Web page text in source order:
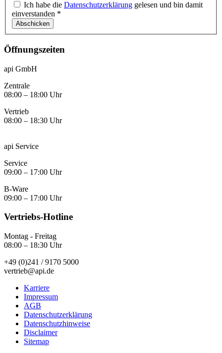
Ich habe die Datenschutzerklärung gelesen und bin damit
einverstanden *
Öffnungszeiten
api GmbH
Zentrale
08:00 – 18:00 Uhr
Vertrieb
08:00 – 18:30 Uhr
api Service
Service
09:00 – 17:00 Uhr
B-Ware
09:00 – 17:00 Uhr
Vertriebs-Hotline
Montag - Freitag
08:00 – 18:30 Uhr
+49 (0)241 / 9170 5000
vertrieb@api.de
Karriere
Impressum
AGB
Datenschutzerklärung
Datenschutzhinweise
Disclaimer
Sitemap